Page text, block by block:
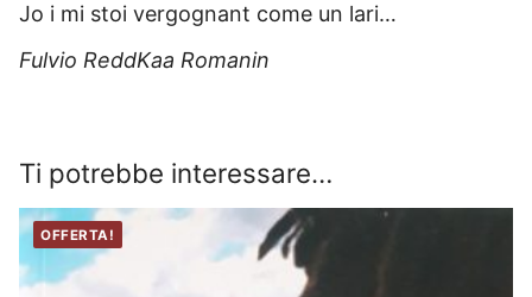
Jo i mi stoi vergognant come un lari…
Fulvio ReddKaa Romanin
Ti potrebbe interessare…
OFFERTA!